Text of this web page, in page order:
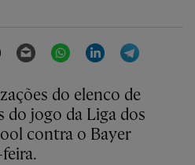
Twitter Email WhatsAppLinkedIn
do jogo da Liga dos
contra o Bayer